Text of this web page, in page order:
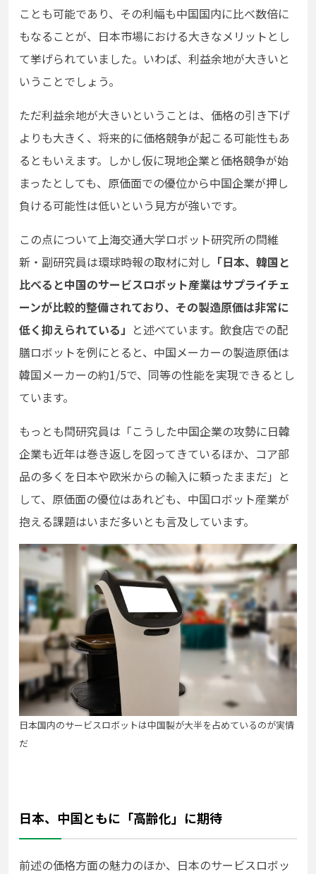
ことも可能であり、その利幅も中国国内に比べ数倍に
もなることが、日本市場における大きなメリットとし
て挙げられていました。いわば、利益余地が大きいと
いうことでしょう。
ただ利益余地が大きいということは、価格の引き下げ
よりも大きく、将来的に価格競争が起こる可能性もあ
るともいえます。しかし仮に現地企業と価格競争が始
まったとしても、原価面での優位から中国企業が押し
負ける可能性は低いという見方が強いです。
この点について上海交通大学ロボット研究所の閆維
新・副研究員は環球時報の取材に対し 「日本、韓国と
比べると中国のサービスロボット産業はサプライチェ
ーンが比較的整備されており、その製造原価は非常に
低く抑えられている」 と述べています。飲食店での配
膳ロボットを例にとると、中国メーカーの製造原価は
韓国メーカーの約1/5で、同等の性能を実現できるとし
ています。
もっとも閆研究員は「こうした中国企業の攻勢に日韓
企業も近年は巻き返しを図ってきているほか、コア部
品の多くを日本や欧米からの輸入に頼ったままだ」と
して、原価面の優位はあれども、中国ロボット産業が
抱える課題はいまだ多いとも言及しています。
日本国内のサービスロボットは中国製が大半を占めているのが実情
だ
日本、中国ともに「高齢化」に期待
前述の価格方面の魅力のほか、日本のサービスロボッ